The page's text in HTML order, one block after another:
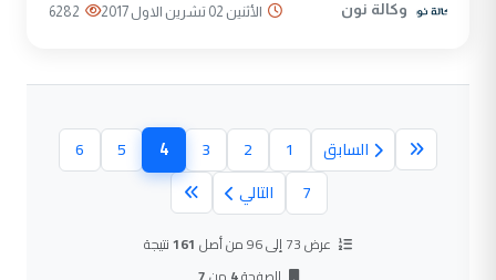
وكالة نون الأثنين 02 تشرين الاول 2017 6282
السابق 1
2
3
4(الصفحة الحالية)
5
6
7
التالي
عرض 73 إلى 96 من أصل 161نتيجة